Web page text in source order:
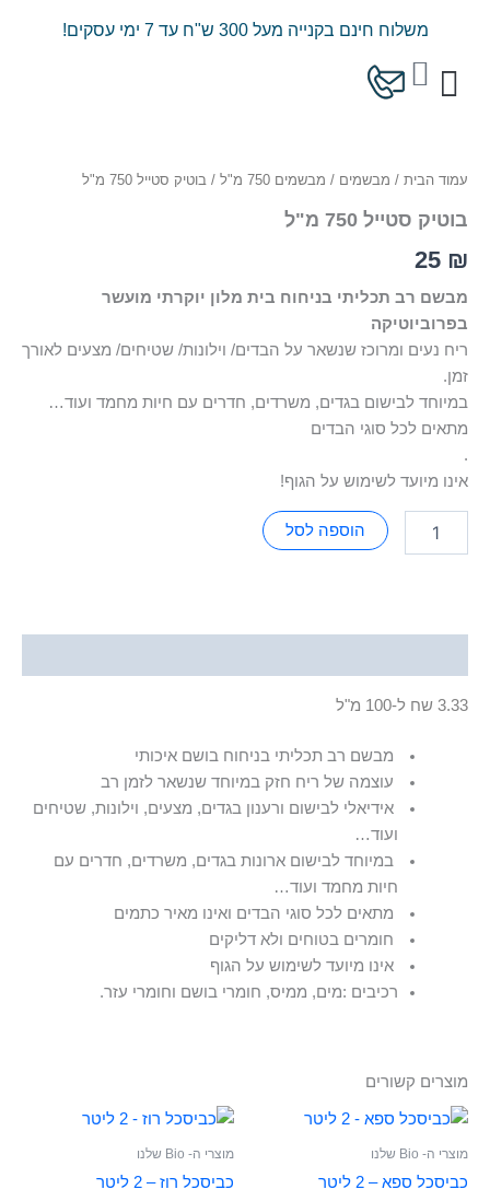
משלוח חינם בקנייה מעל 300 ש"ח עד 7 ימי עסקים!
עגלת
קניות
עמוד הבית / מבשמים / מבשמים 750 מ"ל / בוטיק סטייל 750 מ"ל
בוטיק סטייל 750 מ"ל
25 ₪
מבשם רב תכליתי בניחוח בית מלון יוקרתי מועשר
בפרוביוטיקה
ריח נעים ומרוכז שנשאר על הבדים/ וילונות/ שטיחים/ מצעים לאורך
זמן.
במיוחד לבישום בגדים, משרדים, חדרים עם חיות מחמד ועוד…
מתאים לכל סוגי הבדים
.
אינו מיועד לשימוש על הגוף!
סטייל
מ"ל
הוספה לסל
3.33 שח ל-100 מ"ל
מבשם רב תכליתי בניחוח בושם איכותי
עוצמה של ריח חזק במיוחד שנשאר לזמן רב
אידיאלי לבישום ורענון בגדים, מצעים, וילונות, שטיחים
ועוד…
במיוחד לבישום ארונות בגדים, משרדים, חדרים עם
חיות מחמד ועוד…
מתאים לכל סוגי הבדים ואינו מאיר כתמים
חומרים בטוחים ולא דליקים
אינו מיועד לשימוש על הגוף
רכיבים :מים, ממיס, חומרי בושם וחומרי עזר.
מוצרים קשורים
מוצרי ה- Bio שלנו
כביסכל ספא – 2 ליטר
מוצרי ה- Bio שלנו
כביסכל רוז – 2 ליטר